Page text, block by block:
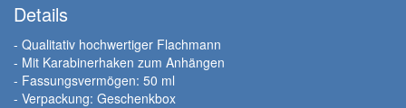
Details
- Qualitativ hochwertiger Flachmann
- Mit Karabinerhaken zum Anhängen
- Fassungsvermögen: 50 ml
- Verpackung: Geschenkbox